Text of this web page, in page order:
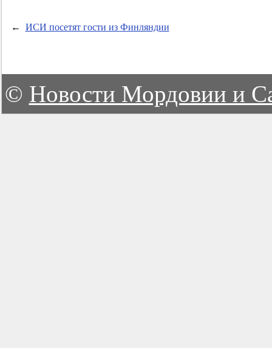
← ИСИ посетят гости из Финляндии
© Новости Мордовии и